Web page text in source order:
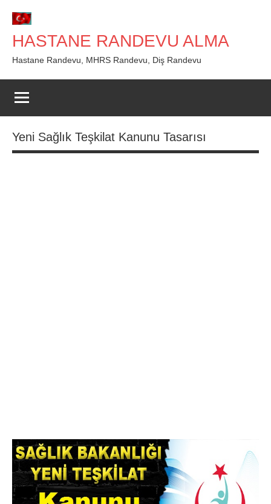
geç
HASTANE RANDEVU ALMA
Hastane Randevu, MHRS Randevu, Diş Randevu
Yeni Sağlık Teşkilat Kanunu Tasarısı